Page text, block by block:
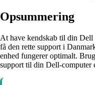
Opsummering
At have kendskab til din Dell
få den rette support i
enhed fungerer optimalt.
support til din Dell-computer